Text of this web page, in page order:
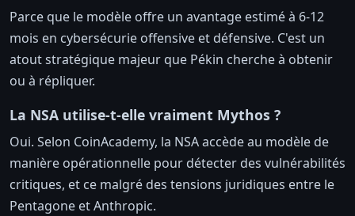
Parce que le modèle offre un avantage estimé à 6-12
mois en cybersécurie offensive et défensive. C'est un
atout stratégique majeur que Pékin cherche à obtenir
ou à répliquer.
La NSA utilise-t-elle vraiment Mythos ?
Oui. Selon CoinAcademy, la NSA accède au modèle de
manière opérationnelle pour détecter des vulnérabilités
critiques, et ce malgré des tensions juridiques entre le
Pentagone et Anthropic.